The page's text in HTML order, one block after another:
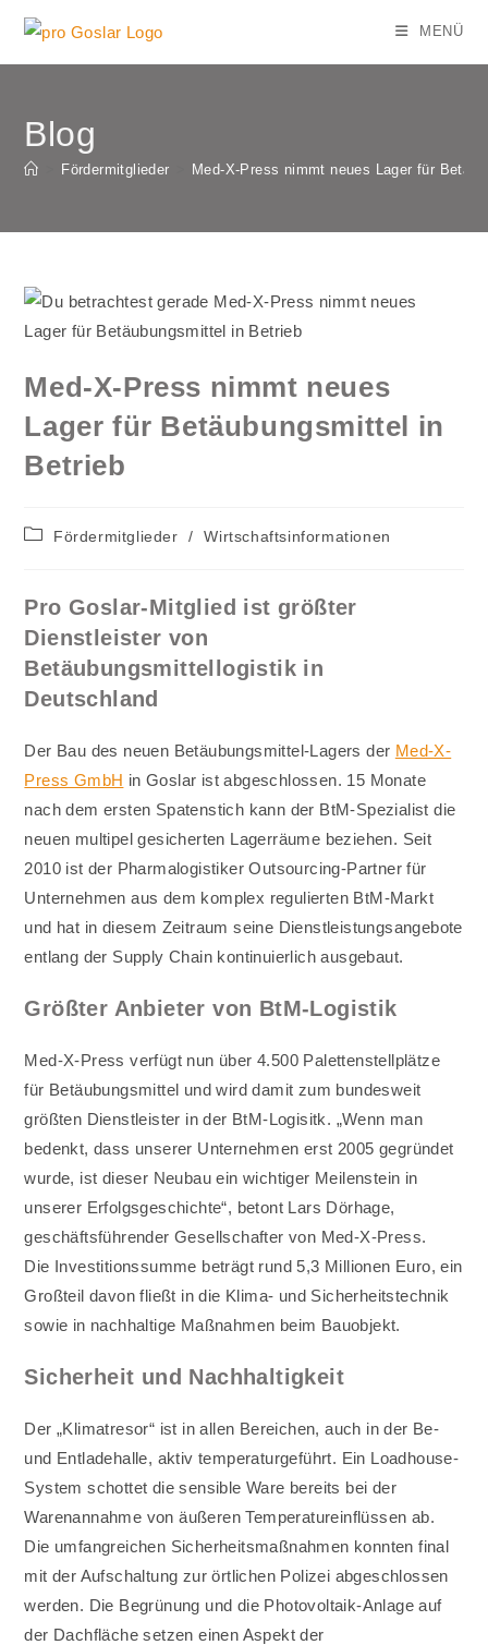
Inhalt
springen
MENÜ
Blog
Fördermitglieder Med-X-Press nimmt neues Lager für
Med-X-Press nimmt neues
Lager für Betäubungsmittel in
Betrieb
Beitrags-
Fördermitglieder / Wirtschaftsinformationen
Pro Goslar-Mitglied ist größter
Dienstleister von
Betäubungsmittellogistik in
Deutschland
Der Bau des neuen Betäubungsmittel-Lagers der Med-X-
Press GmbH in Goslar ist abgeschlossen. 15 Monate
nach dem ersten Spatenstich kann der BtM-Spezialist die
neuen multipel gesicherten Lagerräume beziehen. Seit
2010 ist der Pharmalogistiker Outsourcing-Partner für
Unternehmen aus dem komplex regulierten BtM-Markt
und hat in diesem Zeitraum seine Dienstleistungsangebote
entlang der Supply Chain kontinuierlich ausgebaut.
Größter Anbieter von BtM-Logistik
Med-X-Press verfügt nun über 4.500 Palettenstellplätze
für Betäubungsmittel und wird damit zum bundesweit
größten Dienstleister in der BtM-Logisitk. „Wenn man
bedenkt, dass unserer Unternehmen erst 2005 gegründet
wurde, ist dieser Neubau ein wichtiger Meilenstein in
unserer Erfolgsgeschichte“, betont Lars Dörhage,
geschäftsführender Gesellschafter von Med-X-Press.
Die Investitionssumme beträgt rund 5,3 Millionen Euro, ein
Großteil davon fließt in die Klima- und Sicherheitstechnik
sowie in nachhaltige Maßnahmen beim Bauobjekt.
Sicherheit und Nachhaltigkeit
Der „Klimatresor“ ist in allen Bereichen, auch in der Be-
und Entladehalle, aktiv temperaturgeführt. Ein Loadhouse-
System schottet die sensible Ware bereits bei der
Warenannahme von äußeren Temperatureinflüssen ab.
Die umfangreichen Sicherheitsmaßnahmen konnten final
mit der Aufschaltung zur örtlichen Polizei abgeschlossen
werden. Die Begrünung und die Photovoltaik-Anlage auf
der Dachfläche setzen einen Aspekt der